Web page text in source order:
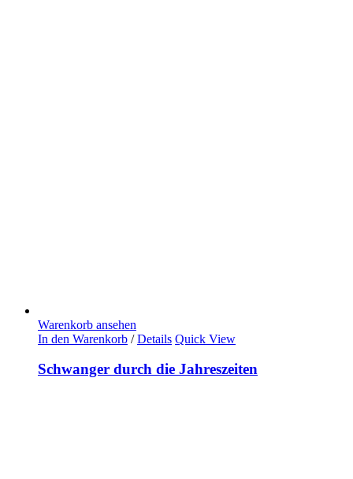
Warenkorb ansehen
In den Warenkorb / Details Quick View
Schwanger durch die Jahreszeiten